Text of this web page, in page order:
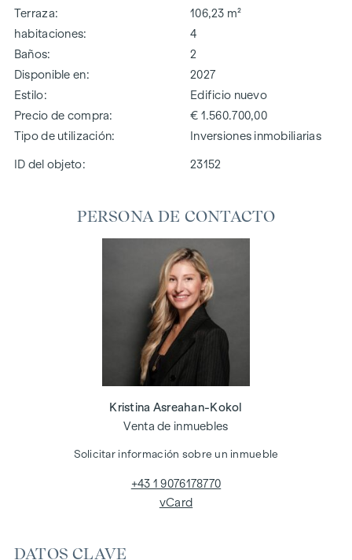
Terraza
106,23 m²
habitaciones
4
Baños
2
Disponible en
2027
Estilo
Edificio nuevo
Precio de compra
€ 1.560.700,00
Tipo de utilización
Inversiones inmobiliarias
ID del objeto: 23152
DATOS CLAVE
PERSONA DE CONTACTO
Kristina Asreahan-Kokol
Venta de inmuebles
Solicitar información sobre un inmueble
+43 1 9076178770
vCard